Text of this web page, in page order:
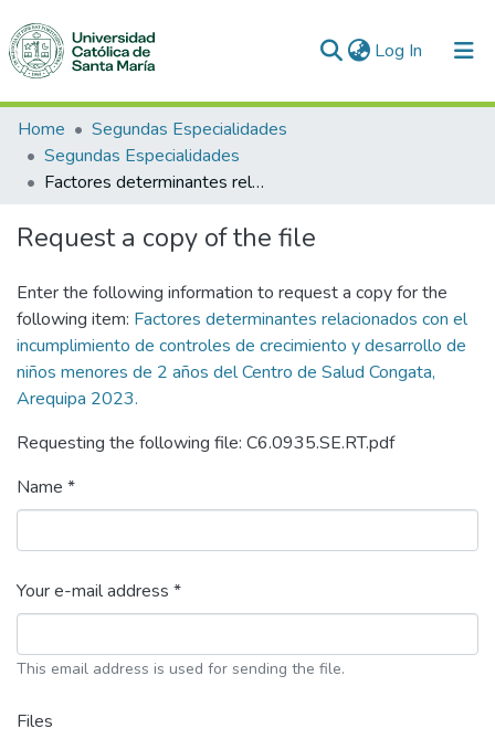
Log In (current)
Communities & Collections
All of DSpace
Home
Segundas Especialidades
Segundas Especialidades
Factores determinantes relacionados con el incumplimiento de controles de crecimiento y desarrollo de niños menores de 2 años del Centro de Salud Congata, Arequipa 2023.
Request a copy of the file
Enter the following information to request a copy for the
following item: Factores determinantes relacionados con el
incumplimiento de controles de crecimiento y desarrollo de
niños menores de 2 años del Centro de Salud Congata,
Arequipa 2023.
Requesting the following file: C6.0935.SE.RT.pdf
Name *
Your e-mail address *
This email address is used for sending the file.
Files